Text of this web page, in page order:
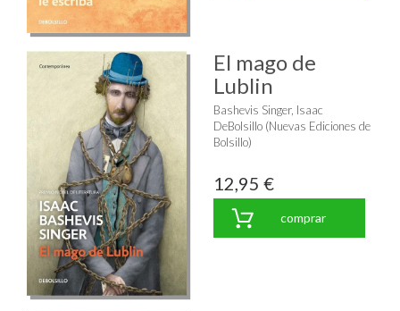
El mago de
Lublin
Bashevis Singer, Isaac
DeBolsillo (Nuevas Ediciones de
Bolsillo)
12,95 €
comprar